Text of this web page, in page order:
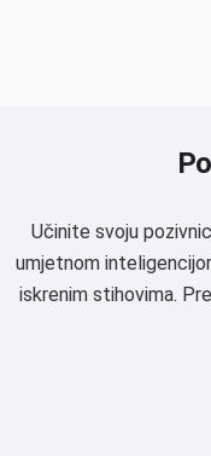
Učinite svoju
umjetnom
iskrenim stihovima.